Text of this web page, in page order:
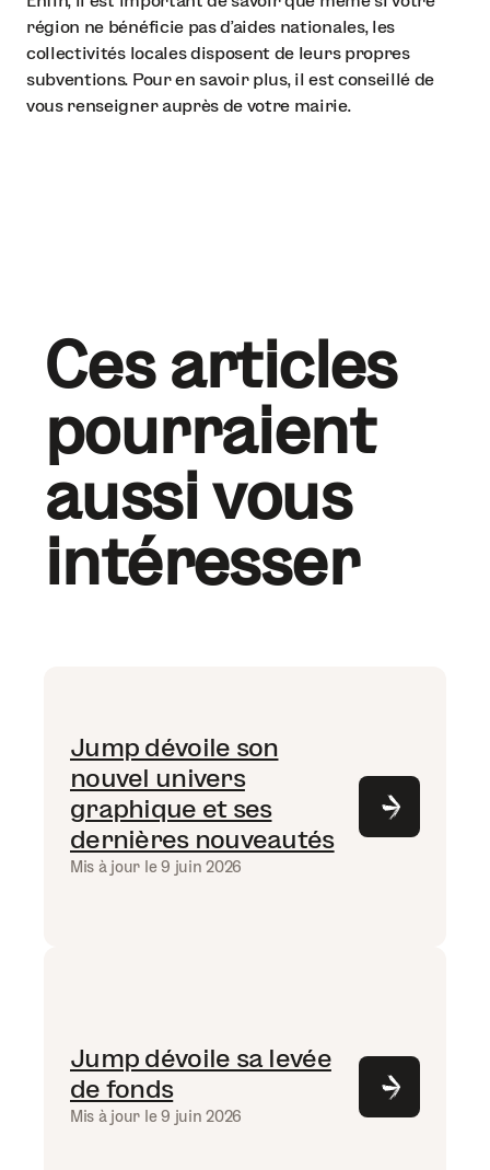
région ne bénéficie pas d’aides nationales, les
collectivités locales disposent de leurs propres
subventions. Pour en savoir plus, il est conseillé de
vous renseigner auprès de votre mairie.
Ces articles
pourraient
aussi vous
intéresser
Jump dévoile son
nouvel univers
graphique et ses
dernières nouveautés
Mis à jour le 9 juin 2026
Jump dévoile sa levée
de fonds
Mis à jour le 9 juin 2026